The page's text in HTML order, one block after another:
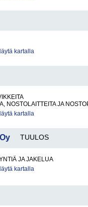
kartalla
NOSTOLAITTEITA JA
kartalla
TUULOS
JA JAKELUA
kartalla